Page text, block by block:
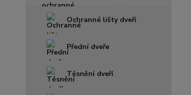
Ochranné lišty dveří
Přední dveře
Těsnění dveří